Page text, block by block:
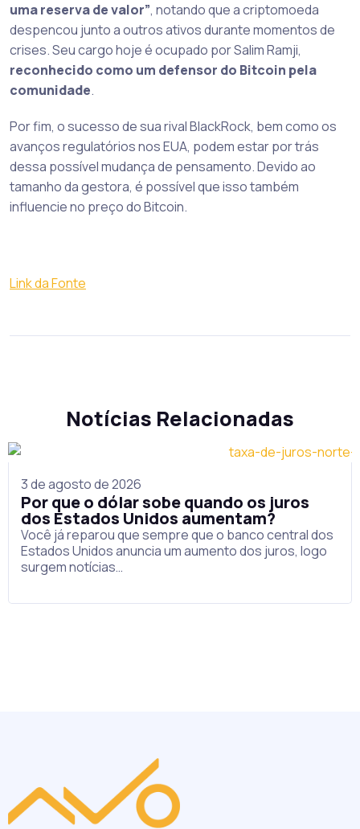
uma reserva de valor”, notando que a criptomoeda
despencou junto a outros ativos durante momentos de
crises. Seu cargo hoje é ocupado por Salim Ramji,
reconhecido como um defensor do Bitcoin pela
comunidade.
Por fim, o sucesso de sua rival BlackRock, bem como os
avanços regulatórios nos EUA, podem estar por trás
dessa possível mudança de pensamento. Devido ao
tamanho da gestora, é possível que isso também
influencie no preço do Bitcoin.
Link da Fonte
Notícias Relacionadas
3 de agosto de 2026
Por que o dólar sobe quando os juros
dos Estados Unidos aumentam?
Você já reparou que sempre que o banco central dos
Estados Unidos anuncia um aumento dos juros, logo
surgem notícias…